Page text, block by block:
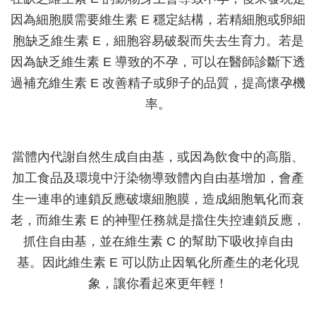
因為細胞膜需要維生素 E 穩定結構，若精細胞或卵細
胞缺乏維生素 E，細胞容易破裂而失去生育力。若是
因為缺乏維生素 E 導致的不孕，可以在醫師診斷下透
過補充維生素 E 改善精子或卵子的品質，提高懷孕機
率。
當體內代謝自然生成自由基，或因為飲食中的高脂、
加工食品及環境中汙染物導致體內自由基增加，會產
生一連串的連鎖反應破壞細胞膜，造成細胞氧化而衰
老，而維生素 E 的神聖任務就是擋住失控連鎖反應，
抓住自由基，並在維生素 C 的幫助下吸收掉自由
基。因此維生素 E 可以防止因氧化所產生的老化現
象，讓你看起來更年輕！